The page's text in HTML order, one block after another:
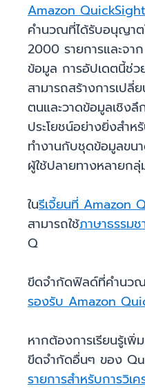
Amazon
คำนวณที่ได้รับอนุญาต
2000 รายการและจ
ข้อมูล การอัปเดตนี้ช่ว
สามารถสร้างการเป
ตนและวาดข้อมูลเชิง
ประโยชน์อย่างยิ่งสำ
ทำงานกับชุดข้อมูลขน
ผู้ใช้ปลายทางหลายกลุ่
ในรีเจี้ยนที่ Amazon
สามารถใช้ภาษาธรรม
Q
ขีดจำกัดฟิลด์ที่คำนวณ
รองรับ Amazon
หากต้องการเรียนรู้เ
ขีดจำกัดอื่นๆ ของ
รายการสำหรับการวิเค